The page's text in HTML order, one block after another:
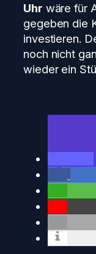
Uhr wäre für
gegeben die
investieren.
noch nicht
wieder ein